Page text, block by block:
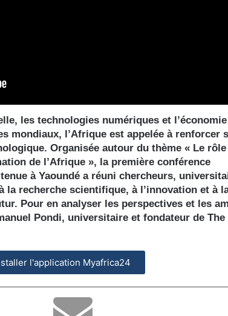
les technologies numériques et
mondiaux, l’Afrique est appelée à renforcer
Organisée autour du thème « Le rôle
de l’Afrique », la première conférence
à Yaoundé a réuni chercheurs,
la recherche scientifique, à l’innovation et à
Pour en analyser les perspectives et les
Pondi, universitaire et fondateur de The
l'application Myafrica24